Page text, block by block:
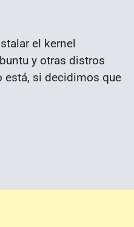
el kernel
y otras distros
está, si decidimos que